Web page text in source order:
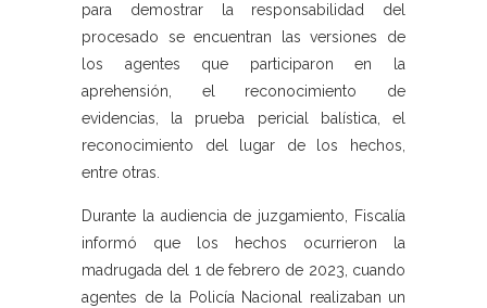
para demostrar la responsabilidad del
procesado se encuentran las versiones de
los agentes que participaron en la
aprehensión, el reconocimiento de
evidencias, la prueba pericial balística, el
reconocimiento del lugar de los hechos,
entre otras.
Durante la audiencia de juzgamiento, Fiscalía
informó que los hechos ocurrieron la
madrugada del 1 de febrero de 2023, cuando
agentes de la Policía Nacional realizaban un